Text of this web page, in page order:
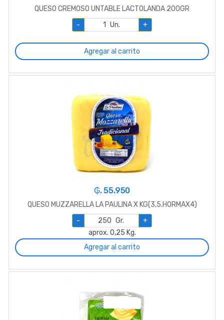
QUESO CREMOSO UNTABLE LACTOLANDA 200GR
-
Un. +
Agregar al carrito
₲. 55.950
QUESO MUZZARELLA LA PAULINA X KG(3,5.HORMAX4)
-
Gr.
+
aprox. 0,25 Kg.
Agregar al carrito